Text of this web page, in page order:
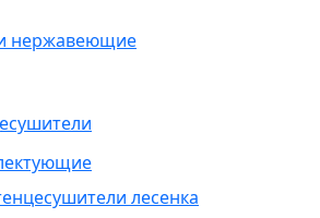
нержавеющие
лесенка